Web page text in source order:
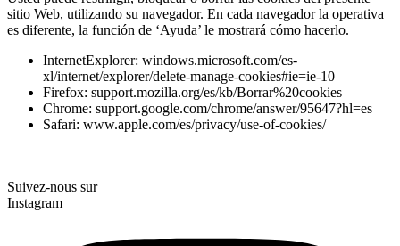
sitio Web, utilizando su navegador. En cada navegador la operativa
es diferente, la función de ‘Ayuda’ le mostrará cómo hacerlo.
InternetExplorer: windows.microsoft.com/es-
xl/internet/explorer/delete-manage-cookies#ie=ie-10
Firefox: support.mozilla.org/es/kb/Borrar%20cookies
Chrome: support.google.com/chrome/answer/95647?hl=es
Safari: www.apple.com/es/privacy/use-of-cookies/
Suivez-nous sur
Instagram